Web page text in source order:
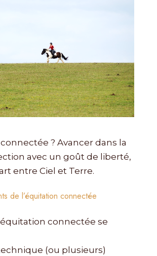
? Avancer dans la
avec un goût de liberté,
entre Ciel et Terre.
de l’équitation connectée
connectée se
(ou plusieurs)